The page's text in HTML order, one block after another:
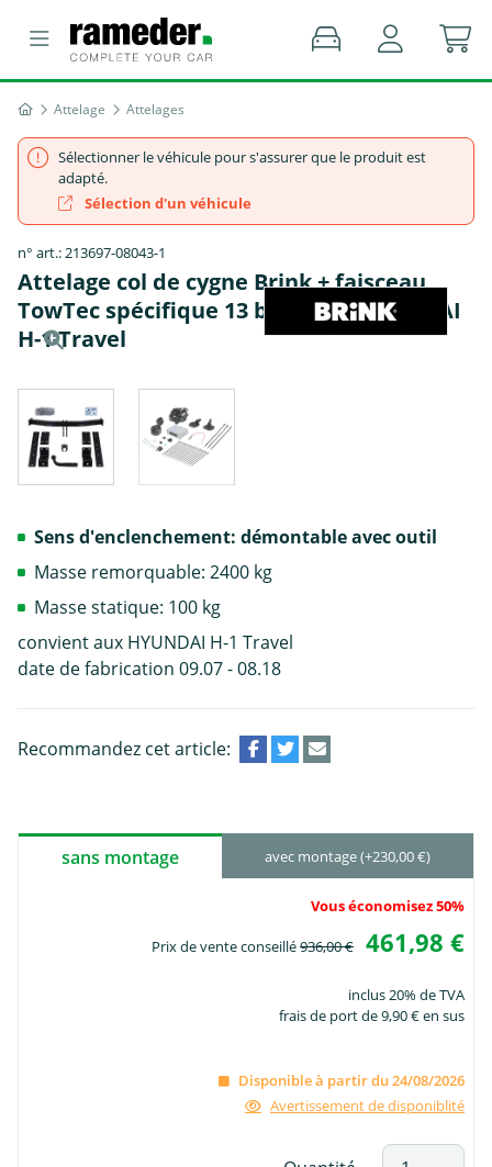
Attelage Attelages
Sélectionner le véhicule pour s'assurer que le produit est
adapté.
Sélection d'un véhicule
n° art.: 213697-08043-1
Attelage col de cygne Brink + faisceau
TowTec spécifique 13 broches - HYUNDAI
H-1 Travel
Sens d'enclenchement: démontable avec outil
Masse remorquable: 2400 kg
Masse statique: 100 kg
convient aux HYUNDAI H-1 Travel
date de fabrication 09.07 - 08.18
Recommandez cet article:
sans montage avec montage (+230,00 €)
Vous économisez 50%
Prix de vente conseillé936,00 € 461,98 €
inclus 20% de TVA
frais de port de 9,90 € en sus
Disponible à partir du 24/08/2026
Avertissement de disponiblité